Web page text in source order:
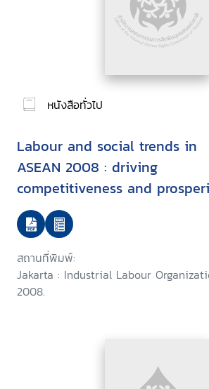
หนังสือทั่วไป
Labour and social trends in
ASEAN 2008 : driving
competitiveness and
with decent work
สถานที่พิมพ์:
Jakarta : Industrial Labour
2008.